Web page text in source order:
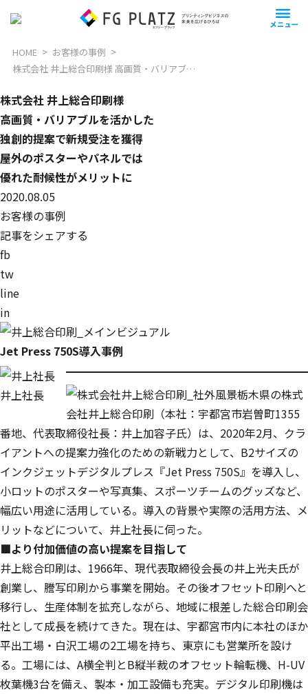
HOME
お客様の事例
株式会社 井上総合印刷様 高画質・バリアブルを活かした
株式会社 井上総合印刷様
高画質・バリアブルを活かした
独創的提案で新規受注を獲得
屋外のポスターやパネルでは
優れた耐候性がメリットに
2020.08.05
お客様の事例
記事をシェアする
fb
tw
line
in
Jet Press 750S導入事例
井上社長
栃木県の株式
会社井上総合印刷（本社：宇都宮市岩曽町1355
番地、代表取締役社長：井上加容子氏）は、2020年2月、クラ
イアントへの提案力強化のための新戦力として、B2サイズの
インクジェットデジタルプレス『Jet Press 750S』を導入し、
小ロットのポスターや写真集、スポーツチームのグッズなど、
幅広い用途に活用している。導入の背景や実際の活用方法、メ
リットなどについて、井上社長に伺った。
■より付加価値の高い提案を目指して
井上総合印刷は、1966年、現代表取締役会長の井上光夫氏が
創業し、謄写印刷から事業を開始。その後オフセット印刷へと
移行し、生産体制を拡充しながら、地域に根差した総合印刷会
社として成長を続けてきた。現在は、宇都宮市内に本社のほか
平出工場・白沢工場の2工場を持ち、東京にも営業所を設け
る。工場には、A横全判とB縦半裁のオフセット輪転機、H-UV
枚葉機3台を備え、製本・加工設備も充実。デジタル印刷機は